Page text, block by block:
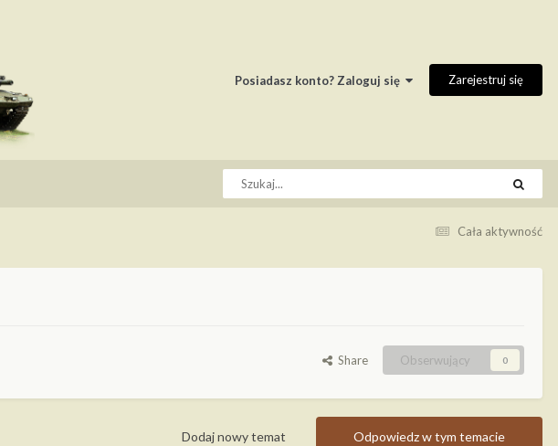
Posiadasz konto? Zaloguj się Zarejestruj się
Cała aktywność
Share Obserwujący 0
Odpowiedz w tym temacie
Dodaj nowy temat